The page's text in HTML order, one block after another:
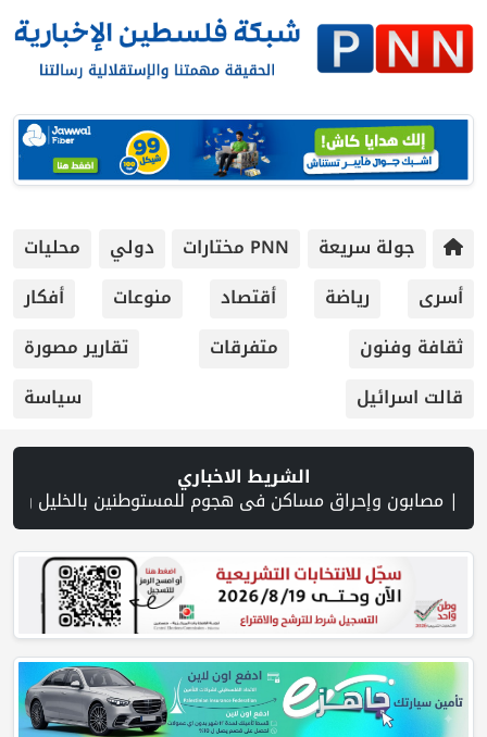
جولة سريعة PNN مختارات دولي
محليات
أسرى
رياضة أقتصاد منوعات
أفكار
ثقافة وفنون
متفرقات
تقارير مصورة
قالت اسرائيل
سياسة
الشريط الاخباري
نتنياهو يختصر مشاركته في مراسم رسمية بسبب "تطورات سياسية وعسكرية" | أزمة السياحة في بيت لحم… ليست بسبب الاحتلال وحده! بقلم اليس قيسية | الاتحاد الفلسطيني للشطرنج يختتم مشاركته في البطولة العربية للفئات العمرية | تقرير: مخطط استيطاني جديد لتوسيع "جيلو" يعمّق الفصل بين